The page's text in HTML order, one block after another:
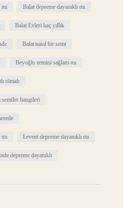
mi Balat depreme dayanıklı mı
Balat Evleri kaç yıllık
Balat nasıl bir semt
Beyoğlu zemini sağlam mı
olmalı
semtler hangileri
Levent depreme dayanıklı mı
depreme dayanıklı